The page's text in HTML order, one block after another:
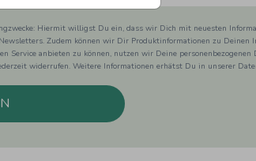
Hiermit willigst Du ein, dass wir Dich mit neuesten
Zudem können wir Dir Produktinformationen zu Deinen
Service anbieten zu können, nutzen wir Deine
widerrufen. Weitere Informationen erhätst Du in unserer